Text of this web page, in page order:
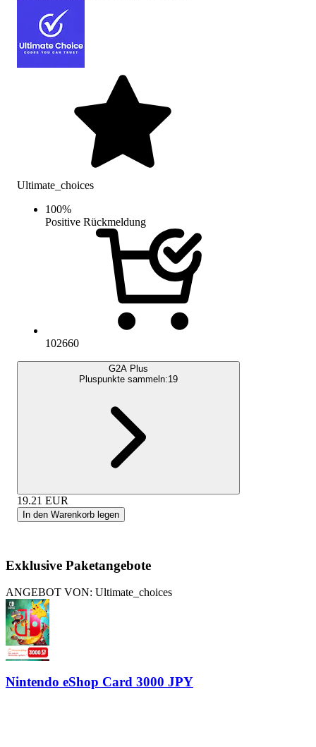
Ultimate_choices
100%
Positive Rückmeldung
102660
G2A Plus
Pluspunkte sammeln:19
19.21 EUR
In den Warenkorb legen
Exklusive Paketangebote
ANGEBOT VON: Ultimate_choices
Nintendo eShop Card 3000 JPY